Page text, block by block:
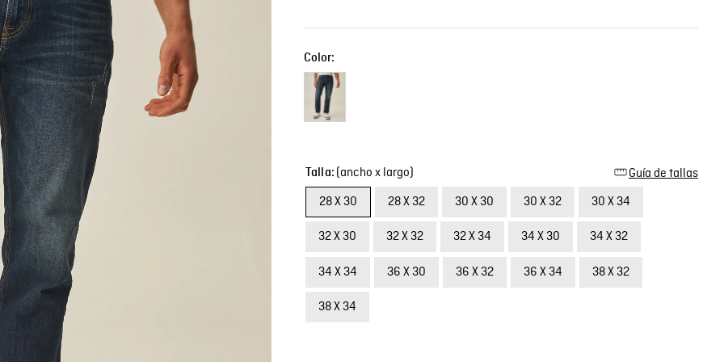
Color:
Guía de tallas
Talla
28 X 30 28 X 32 30 X 30 30 X 32 30 X 34
32 X 30 32 X 32 32 X 34 34 X 30 34 X 32
34 X 34 36 X 30 36 X 32 36 X 34 38 X 32
38 X 34
(ancho x largo)